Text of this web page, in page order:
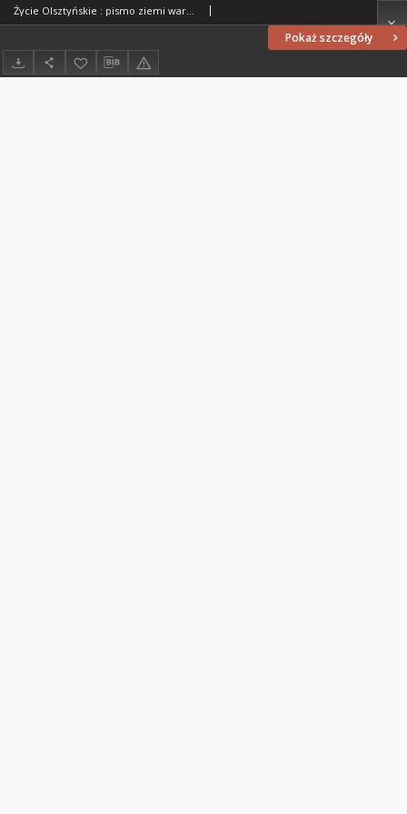
Pokaż szczegóły
Życie Olsztyńskie : pismo ziemi warmińsko-mazurskiej, 1951, nr 292